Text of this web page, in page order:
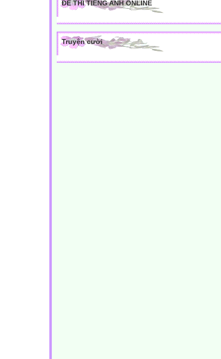
ĐỀ THI TIẾNG ANH ONLINE
Truyện cười